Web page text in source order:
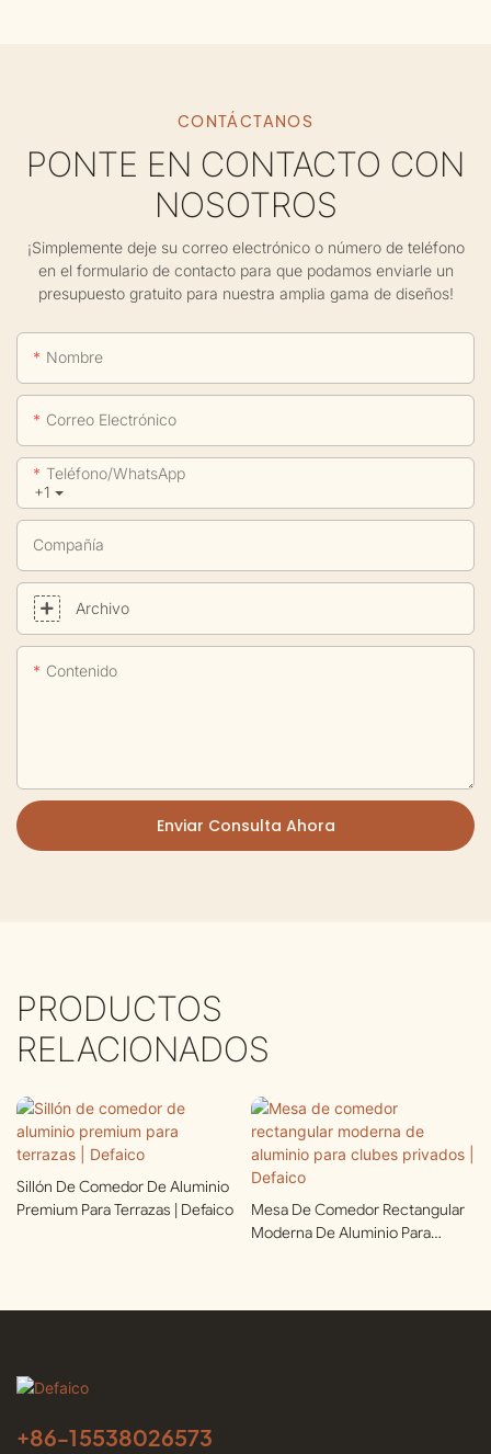
CONTÁCTANOS
PONTE EN CONTACTO CON
NOSOTROS
¡Simplemente deje su correo electrónico o número de teléfono
en el formulario de contacto para que podamos enviarle un
presupuesto gratuito para nuestra amplia gama de diseños!
Nombre
Correo Electrónico
+1
Teléfono/WhatsApp
Compañía
Archivo
Contenido
Enviar Consulta Ahora
PRODUCTOS
RELACIONADOS
Sillón De Comedor De Aluminio
Premium Para Terrazas | Defaico
Mesa De Comedor Rectangular
Moderna De Aluminio Para
+86-15538026573